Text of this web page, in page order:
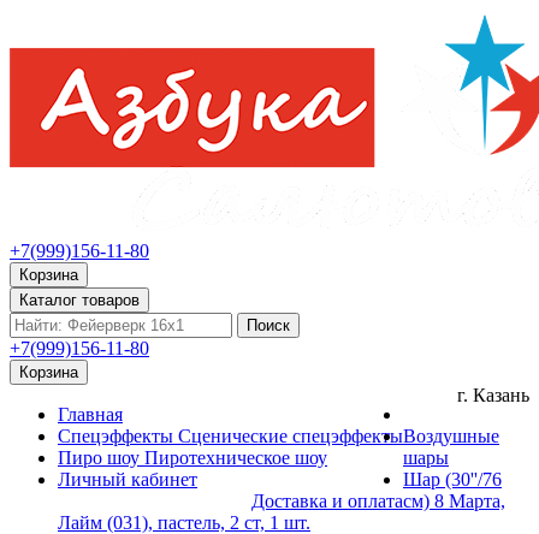
+7(999)156-11-80
Корзина
Каталог товаров
Поиск
+7(999)156-11-80
Корзина
Главная
Спецэффекты Сценические спецэффекты
Пиро шоу Пиротехническое шоу
Личный кабинет
Доставка и оплата
г. Казань
Воздушные
шары
Шар (30''/76
см) 8 Марта,
Лайм (031), пастель, 2 ст, 1 шт.